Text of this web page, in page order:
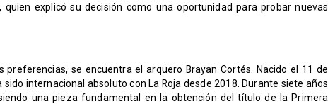
quien explicó su decisión como una oportunidad para probar nuevas
preferencias, se encuentra el arquero Brayan Cortés. Nacido el 11 de
internacional absoluto con La Roja desde 2018. Durante siete años
una pieza fundamental en la obtención del título de la Primera